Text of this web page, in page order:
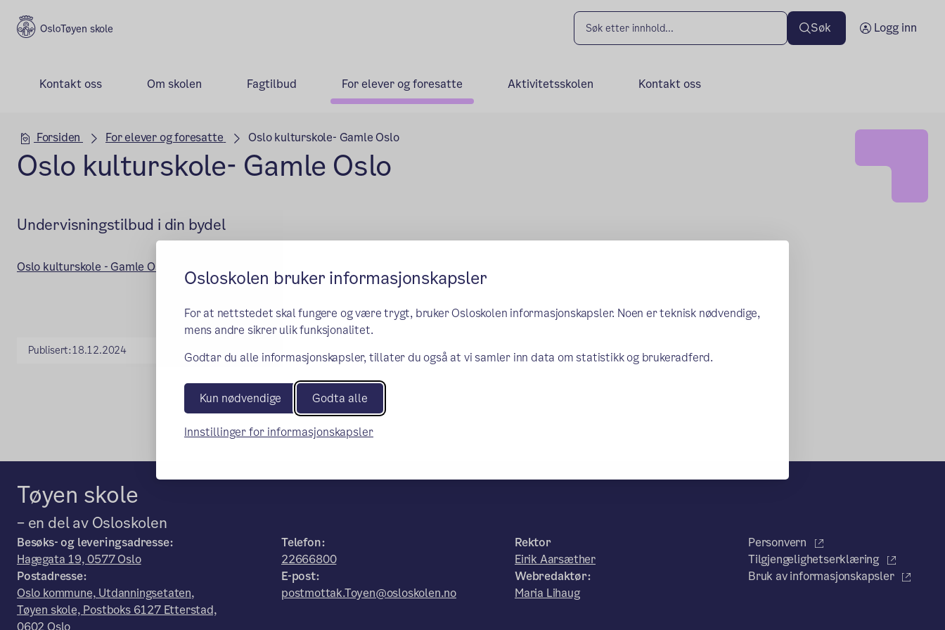
Osloskolen bruker informasjonskapsler
For at nettstedet skal fungere og være trygt, bruker Osloskolen informasjonskapsler. Noen er teknisk nødvendige,
mens andre sikrer ulik funksjonalitet.
Godtar du alle informasjonskapsler, tillater du også at vi samler inn data om statistikk og brukeradferd.
Kun nødvendige Godta alle
Innstillinger for informasjonskapsler
Tøyen skole Søk Logg inn
Kontakt oss Om skolen Fagtilbud For elever og foresatte Aktivitetsskolen Kontakt oss
Hovedseksjon
Forsiden For elever og foresatte Oslo kulturskole- Gamle Oslo
Oslo kulturskole- Gamle Oslo
Undervisningstilbud i din bydel
Oslo kulturskole - Gamle Oslo
Publisert:18.12.2024
Tøyen skole
– en del av Osloskolen
Besøks- og leveringsadresse:
Hagegata 19, 0577 Oslo
Postadresse:
Oslo kommune, Utdanningsetaten,
Tøyen skole, Postboks 6127 Etterstad,
Telefon:
22666800
E-post:
postmottak.Toyen@osloskolen.no
Rektor
Eirik Aarsæther
Webredaktør:
Maria Lihaug
Personvern
Tilgjengelighetserklæring
Bruk av informasjonskapsler